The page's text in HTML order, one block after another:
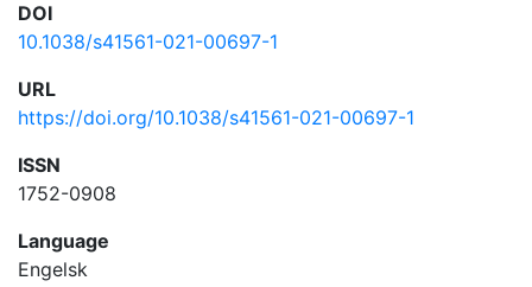
DOI
10.1038/s41561-021-00697-1
URL
https://doi.org/10.1038/s41561-021-00697-1
ISSN
1752-0908
Language
Engelsk